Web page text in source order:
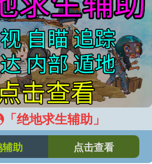
「绝地求生辅助」
助 点击查看